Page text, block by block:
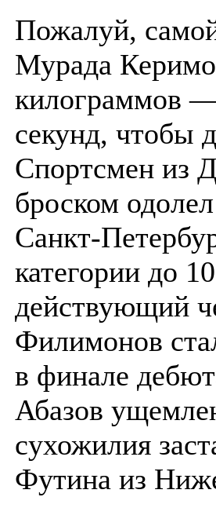
Пожалуй,
Мурада
килограммов
секунд, чтобы
Спортсмен из
броском
Санкт-
категории до
действующий
Филимонов
в финале
Абазов
сухожилия
Футина из